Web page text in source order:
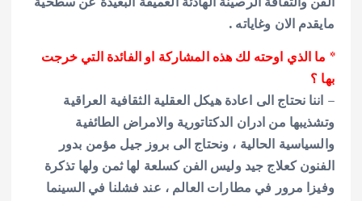
مايقدم الان وغاياته .
* ما الذي اوحته لك هذه المشاركة او الفائدة التي خرجت
بها ؟
– اننا نحتاج الى اعادة هيكل العقلية الثقافية العراقية
وتشذيبها من ادران الدكتاتورية والامراض الطائفية
والسياسية الحالية ، ونحتاج الى بروز جيل مؤمن بدور
الفنون كعلاج جيد وليس الفن كسلعة لها ثمن ولها تذكرة
وفيزا مرور في مطارات العالم ، عند فشلنا في السينما